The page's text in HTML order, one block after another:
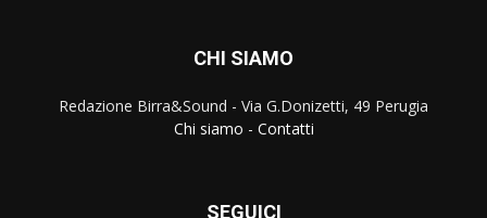
CHI SIAMO
Redazione Birra&Sound - Via G.Donizetti, 49 Perugia
Chi siamo - Contatti
SEGUICI